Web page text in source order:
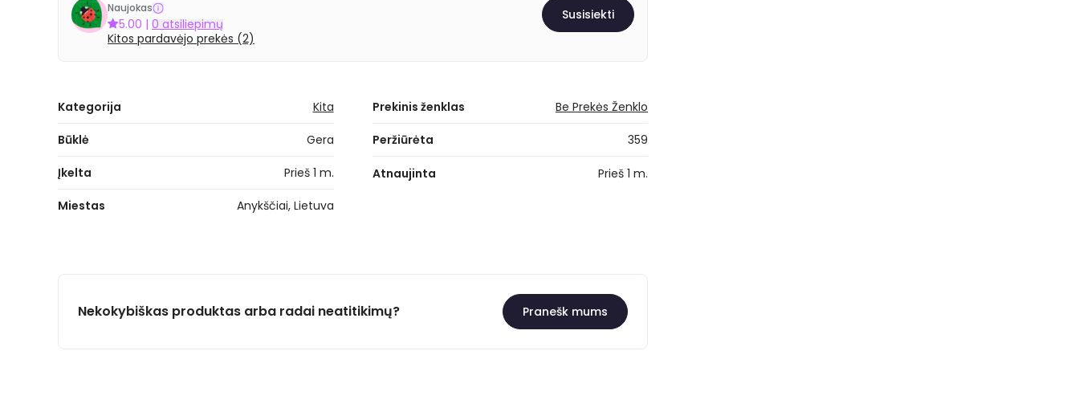
Naujokas
5.00 | 0 atsiliepimų
Kitos pardavėjo prekės (2)
Susisiekti
Kategorija Kita Prekinis ženklas Be Prekės Ženklo
Būklė Gera Peržiūrėta 359
Įkelta Prieš 1 m. Atnaujinta Prieš 1 m.
Miestas Anykščiai, Lietuva
Nekokybiškas produktas arba radai neatitikimų? Pranešk mums